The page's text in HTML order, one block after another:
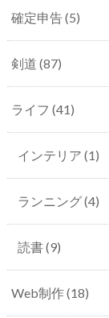
確定申告(5)
剣道 (87)
ライフ (41)
インテリア (1)
ランニング(4)
読書(9)
Web制作(18)